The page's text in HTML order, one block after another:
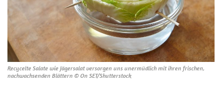
Recycelte Salate wie Jägersalat versorgen uns unermüdlich mit ihren frischen,
nachwachsenden Blättern © On SET/Shutterstock